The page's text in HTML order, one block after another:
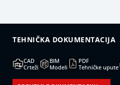
TEHNIČKA DOKUMENTACIJA
CAD
Crteži
BIM
Modeli
PDF
Tehničke upute